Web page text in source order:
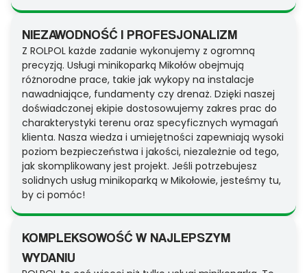
NIEZAWODNOŚĆ I PROFESJONALIZM
Z ROLPOL każde zadanie wykonujemy z ogromną
precyzją. Usługi minikoparką Mikołów obejmują
różnorodne prace, takie jak wykopy na instalacje
nawadniające, fundamenty czy drenaż. Dzięki naszej
doświadczonej ekipie dostosowujemy zakres prac do
charakterystyki terenu oraz specyficznych wymagań
klienta. Nasza wiedza i umiejętności zapewniają wysoki
poziom bezpieczeństwa i jakości, niezależnie od tego,
jak skomplikowany jest projekt. Jeśli potrzebujesz
solidnych usług minikoparką w Mikołowie, jesteśmy tu,
by ci pomóc!
KOMPLEKSOWOŚĆ W NAJLEPSZYM
WYDANIU